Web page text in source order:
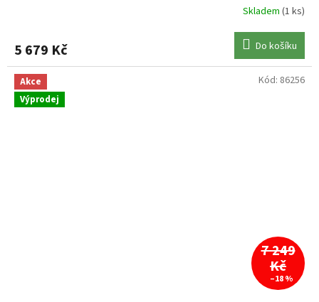
Skladem (1 ks)
5 679 Kč Do košíku
Akce
Výprodej
7 249
Kč
–18 %
Kód: 86256